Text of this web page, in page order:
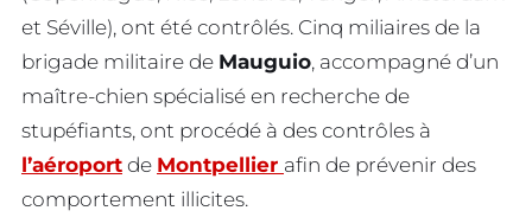
et Séville), ont été contrôlés. Cinq miliaires de la
brigade militaire de Mauguio, accompagné d’un
maître-chien spécialisé en recherche de
stupéfiants, ont procédé à des contrôles à
l’aéroport de Montpellier afin de prévenir des
comportement illicites.